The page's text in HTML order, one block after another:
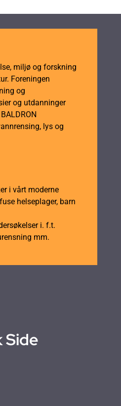
miljø og forskning
Foreningen
og
og utdanninger
lys og
i vårt moderne
helseplager, barn
i. f.t.
mm.
Side